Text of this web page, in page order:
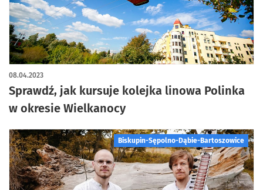
Sprawdź, jak kursuje kolejka linowa Polinka
w okresie Wielkanocy
08.04.2023
Biskupin-Sępolno-Dąbie-Bartoszowice